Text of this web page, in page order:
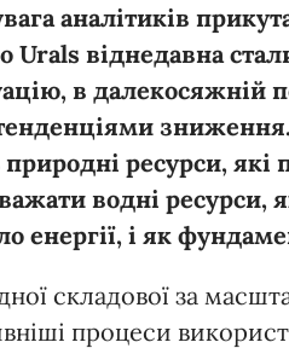
аналітиків
Urals віднедавна
в далекосяжній
ресурси, які
водні ресурси,
енергії, і як
складової за
процеси